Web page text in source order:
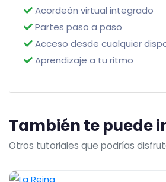
Acordeón virtual integrado
Partes paso a paso
Acceso desde cualquier
Aprendizaje a tu ritmo
También te puede
Otros tutoriales que podrías